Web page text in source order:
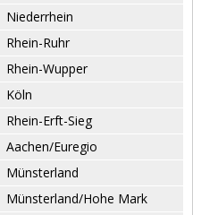
Niederrhein
Rhein-Ruhr
Rhein-Wupper
Köln
Rhein-Erft-Sieg
Aachen/Euregio
Münsterland
Münsterland/Hohe Mark